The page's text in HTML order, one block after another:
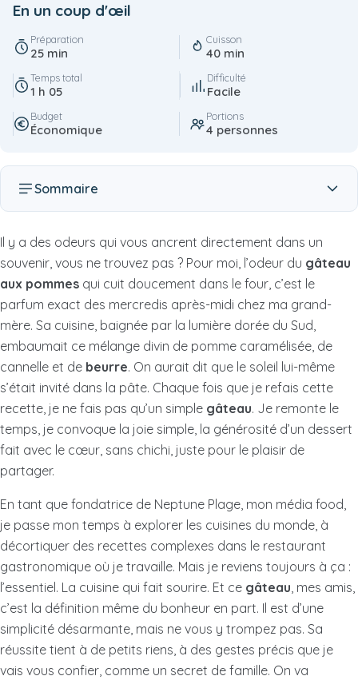
En un coup d'œil
Préparation
25 min
Cuisson
40 min
Temps total
1 h 05
Difficulté
Facile
Budget
Économique
Portions
4 personnes
Sommaire
Il y a des odeurs qui vous ancrent directement dans un
souvenir, vous ne trouvez pas ? Pour moi, l’odeur du gâteau
aux pommes qui cuit doucement dans le four, c’est le
parfum exact des mercredis après-midi chez ma grand-
mère. Sa cuisine, baignée par la lumière dorée du Sud,
embaumait ce mélange divin de pomme caramélisée, de
cannelle et de beurre. On aurait dit que le soleil lui-même
s’était invité dans la pâte. Chaque fois que je refais cette
recette, je ne fais pas qu’un simple gâteau. Je remonte le
temps, je convoque la joie simple, la générosité d’un dessert
fait avec le cœur, sans chichi, juste pour le plaisir de
partager.
En tant que fondatrice de Neptune Plage, mon média food,
je passe mon temps à explorer les cuisines du monde, à
décortiquer des recettes complexes dans le restaurant
gastronomique où je travaille. Mais je reviens toujours à ça :
l’essentiel. La cuisine qui fait sourire. Et ce gâteau, mes amis,
c’est la définition même du bonheur en part. Il est d’une
simplicité désarmante, mais ne vous y trompez pas. Sa
réussite tient à de petits riens, à des gestes précis que je
vais vous confier, comme un secret de famille. On va